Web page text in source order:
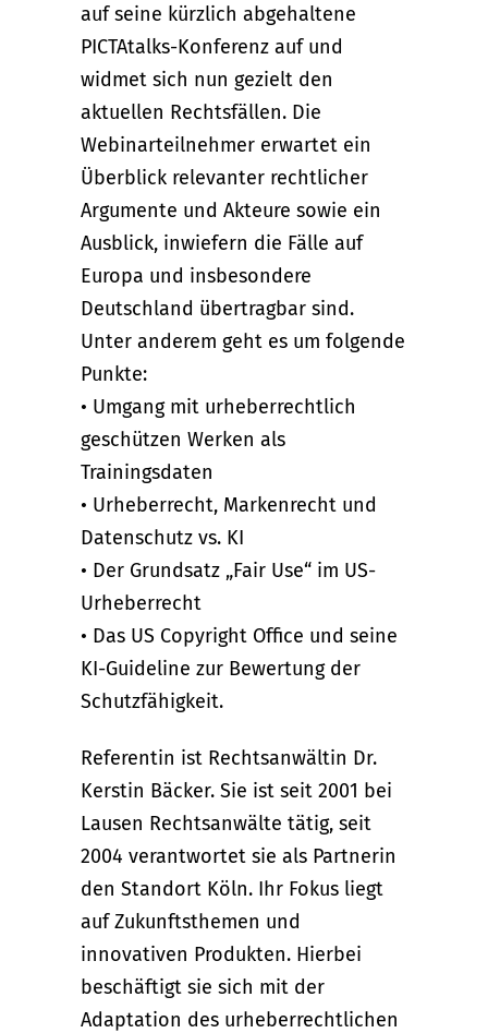
auf seine kürzlich abgehaltene
PICTAtalks-Konferenz auf und
widmet sich nun gezielt den
aktuellen Rechtsfällen. Die
Webinarteilnehmer erwartet ein
Überblick relevanter rechtlicher
Argumente und Akteure sowie ein
Ausblick, inwiefern die Fälle auf
Europa und insbesondere
Deutschland übertragbar sind.
Unter anderem geht es um folgende
Punkte:
• Umgang mit urheberrechtlich
geschützen Werken als
Trainingsdaten
• Urheberrecht, Markenrecht und
Datenschutz vs. KI
• Der Grundsatz „Fair Use“ im US-
Urheberrecht
• Das US Copyright Office und seine
KI-Guideline zur Bewertung der
Schutzfähigkeit.
Referentin ist Rechtsanwältin Dr.
Kerstin Bäcker. Sie ist seit 2001 bei
Lausen Rechtsanwälte tätig, seit
2004 verantwortet sie als Partnerin
den Standort Köln. Ihr Fokus liegt
auf Zukunftsthemen und
innovativen Produkten. Hierbei
beschäftigt sie sich mit der
Adaptation des urheberrechtlichen